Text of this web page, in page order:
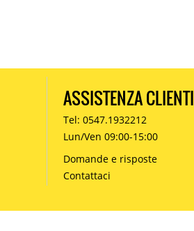
ASSISTENZA CLIENTI
Tel: 0547.1932212
Lun/Ven 09:00-15:00
Domande e risposte
Contattaci